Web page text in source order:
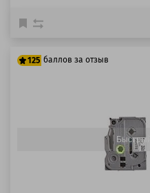
125 баллов за отзыв